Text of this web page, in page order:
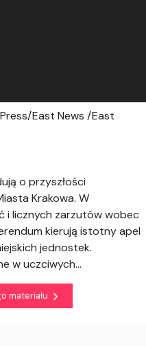
East News /East
o przyszłości
Krakowa. W
i licznych zarzutów wobec
kierują istotny apel
jednostek.
w uczciwych...
materiału